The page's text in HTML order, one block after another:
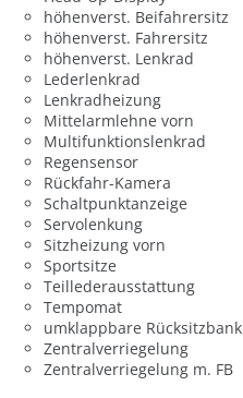
höhenverst. Beifahrersitz
höhenverst. Fahrersitz
höhenverst. Lenkrad
Lederlenkrad
Lenkradheizung
Mittelarmlehne vorn
Multifunktionslenkrad
Regensensor
Rückfahr-Kamera
Schaltpunktanzeige
Servolenkung
Sitzheizung vorn
Sportsitze
Teillederausstattung
Tempomat
umklappbare Rücksitzbank
Zentralverriegelung
Zentralverriegelung m. FB